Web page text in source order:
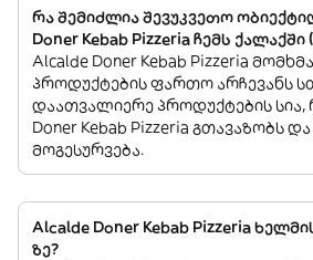
რა შემიძლია შევუკვეთო
Doner Kebab Pizzeria ჩემს ქალაქში
Alcalde Doner Kebab Pizzeria
პროდუქტების ფართო არჩევანს
დაათვალიერე პროდუქტების სია,
Doner Kebab Pizzeria გთავაზობს
მოგესურვება.
Alcalde Doner Kebab Pizzeria
ზე?